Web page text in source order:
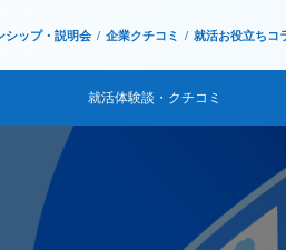
シップ・説明会 企業クチコミ 就活お役立ちコ
就活体験談・クチコミ